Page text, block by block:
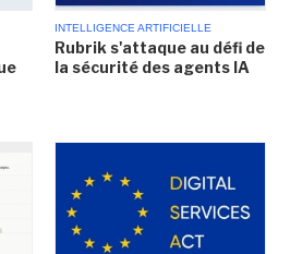
INTELLIGENCE ARTIFICIELLE
Rubrik s'attaque au défi de
la sécurité des agents IA